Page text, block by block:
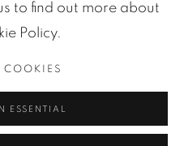
SITE BY ARTLOGIC
to find out more about
Policy.
ESSENTIAL